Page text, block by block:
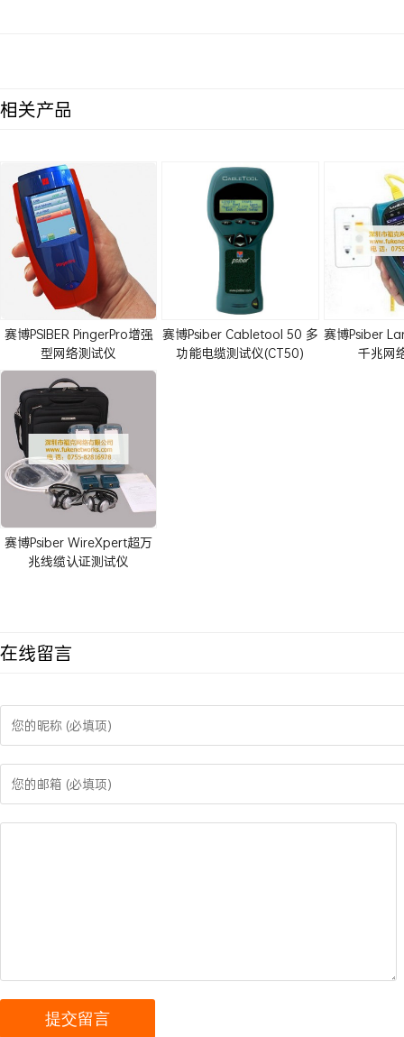
相关产品
赛博PSIBER PingerPro增强
型网络测试仪
(PRO70,PRO75)
赛博Psiber Cabletool 50 多
功能电缆测试仪(CT50)
赛博Psiber
千兆网
赛博Psiber WireXpert超万
兆线缆认证测试仪
在线留言